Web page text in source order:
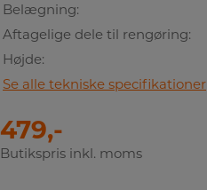
Belægning:
Aftagelige dele til rengøring:
Højde:
Se alle tekniske specifikationer
479,-
Butikspris inkl. moms